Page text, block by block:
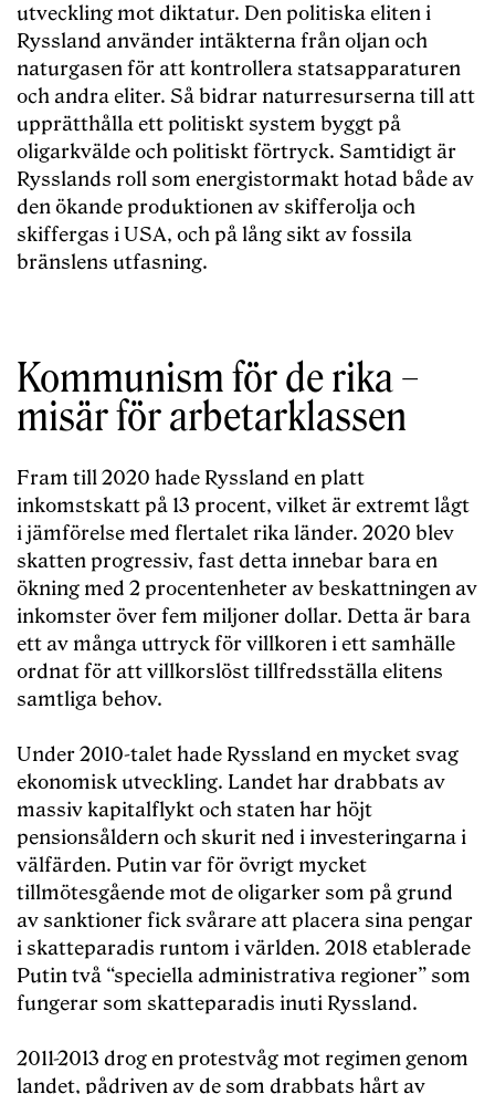
utveckling mot diktatur. Den politiska eliten i
Ryssland använder intäkterna från oljan och
naturgasen för att kontrollera statsapparaturen
och andra eliter. Så bidrar naturresurserna till att
upprätthålla ett politiskt system byggt på
oligarkvälde och politiskt förtryck. Samtidigt är
Rysslands roll som energistormakt hotad både av
den ökande produktionen av skifferolja och
skiffergas i USA, och på lång sikt av fossila
bränslens utfasning.
Kommunism för de rika –
misär för arbetarklassen
Fram till 2020 hade Ryssland en platt
inkomstskatt på 13 procent, vilket är extremt lågt
i jämförelse med flertalet rika länder. 2020 blev
skatten progressiv, fast detta innebar bara en
ökning med 2 procentenheter av beskattningen av
inkomster över fem miljoner dollar. Detta är bara
ett av många uttryck för villkoren i ett samhälle
ordnat för att villkorslöst tillfredsställa elitens
samtliga behov.
Under 2010-talet hade Ryssland en mycket svag
ekonomisk utveckling. Landet har drabbats av
massiv kapitalflykt och staten har höjt
pensionsåldern och skurit ned i investeringarna i
välfärden. Putin var för övrigt mycket
tillmötesgående mot de oligarker som på grund
av sanktioner fick svårare att placera sina pengar
i skatteparadis runtom i världen. 2018 etablerade
Putin två “speciella administrativa regioner” som
fungerar som skatteparadis inuti Ryssland.
2011-2013 drog en protestvåg mot regimen genom
landet, pådriven av de som drabbats hårt av